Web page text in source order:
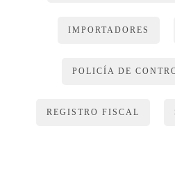
oficial La Gaceta, la lista de
IMPORTADORES
POLICÍA DE
REGISTRO FISCAL